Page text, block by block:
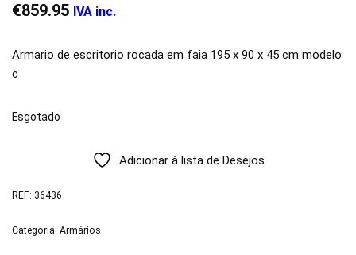
€859.95 IVA inc.
Armario de escritorio rocada em faia 195 x 90 x 45 cm modelo
c
Esgotado
Adicionar à lista de Desejos
REF: 36436
Categoria: Armários